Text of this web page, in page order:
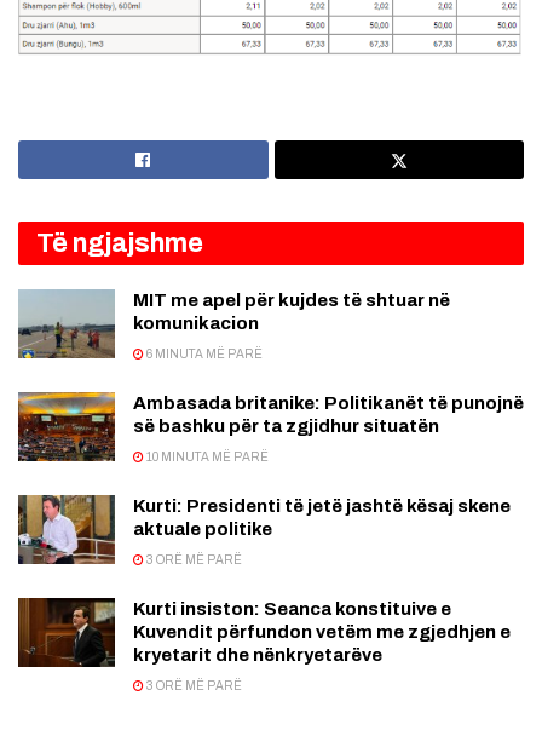
Të ngjajshme
MIT me apel për kujdes të shtuar në
komunikacion
6 MINUTA MË PARË
Ambasada britanike: Politikanët të punojnë
së bashku për ta zgjidhur situatën
10 MINUTA MË PARË
Kurti: Presidenti të jetë jashtë kësaj skene
aktuale politike
3 ORË MË PARË
Kurti insiston: Seanca konstituive e
Kuvendit përfundon vetëm me zgjedhjen e
kryetarit dhe nënkryetarëve
3 ORË MË PARË